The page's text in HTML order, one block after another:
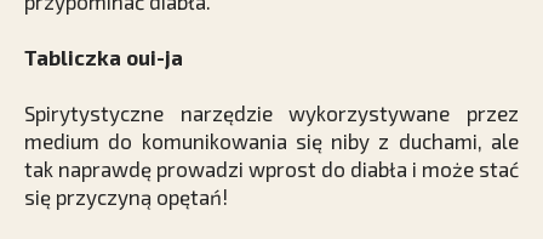
Tabliczka oui-ja
Spirytystyczne narzędzie wykorzystywane przez
medium do komunikowania się niby z duchami, ale
tak naprawdę prowadzi wprost do diabła i może stać
się przyczyną opętań!